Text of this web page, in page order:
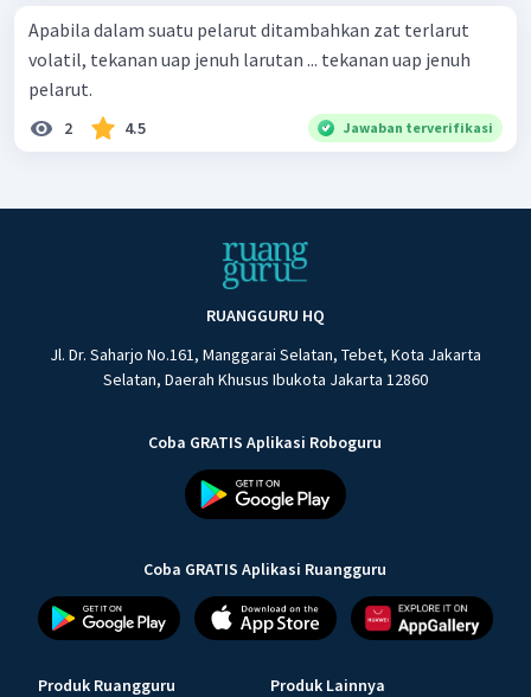
Apabila dalam suatu pelarut ditambahkan zat terlarut
volatil, tekanan uap jenuh larutan ... tekanan uap jenuh
pelarut.
2 4.5 Jawaban terverifikasi
RUANGGURU HQ
Jl. Dr. Saharjo No.161, Manggarai Selatan, Tebet, Kota Jakarta
Selatan, Daerah Khusus Ibukota Jakarta 12860
Coba GRATIS Aplikasi Roboguru
Coba GRATIS Aplikasi Ruangguru
Produk Ruangguru Produk Lainnya